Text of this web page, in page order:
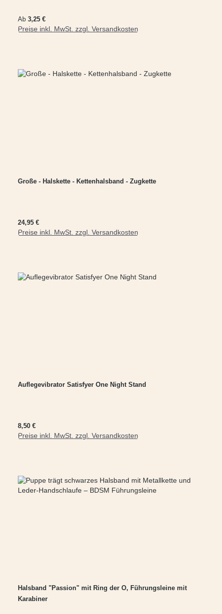
Regulärer Preis:
Ab 3,25 €
Preise inkl. MwSt. zzgl. Versandkosten
Große - Halskette - Kettenhalsband - Zugkette
Regulärer Preis:
24,95 €
Preise inkl. MwSt. zzgl. Versandkosten
In den Warenkorb
Auflegevibrator Satisfyer One Night Stand
Regulärer Preis:
8,50 €
Preise inkl. MwSt. zzgl. Versandkosten
In den Warenkorb
Halsband "Passion" mit Ring der O, Führungsleine mit
Karabiner